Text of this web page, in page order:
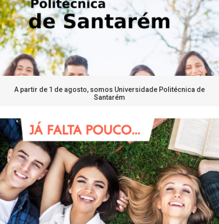
A partir de 1 de agosto, somos Universidade Politécnica de
Santarém